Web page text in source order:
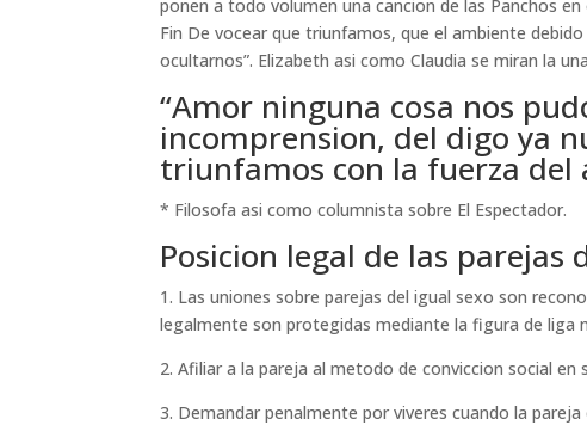
ponen a todo volumen una cancion de las Panchos
Fin De vocear que triunfamos, que el ambiente
ocultarnos”. Elizabeth asi­ como Claudia se miran la
“Amor ninguna cosa nos
incomprension, del digo ya
triunfamos con la fuerza del
* Filosofa asi­ como columnista sobre El Espectador.
Posicion legal de las parejas
1. Las uniones sobre parejas del igual sexo son
legalmente son protegidas mediante la figura de liga
2. Afiliar a la pareja al metodo de conviccion social en
3. Demandar penalmente por vi­veres cuando la